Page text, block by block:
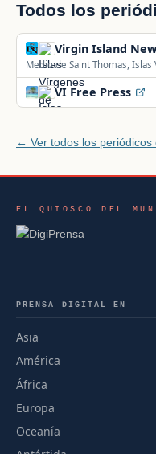
Todos los
Virgin Island
Medio de Saint Thomas,
gente, la cultura y la historia
VI Free Press
← Ver todos los periódicos
EL QUIOSCO DEL
PRENSA DIGITAL EN
Asia
América
África
Europa
Oceanía